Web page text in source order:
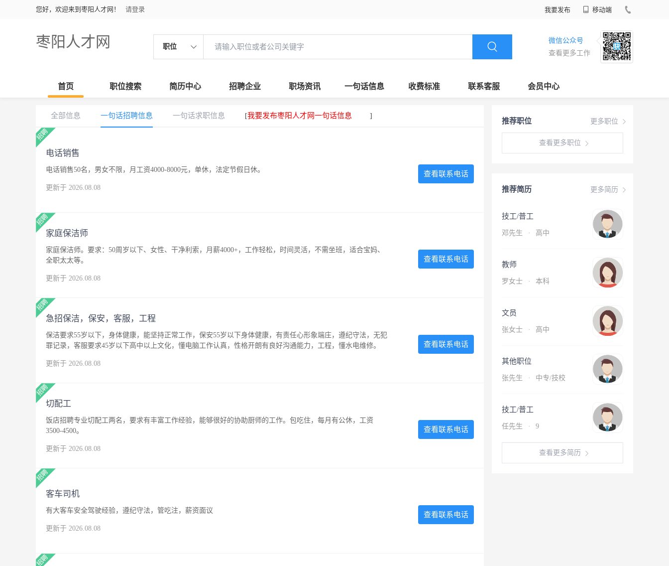
您好，欢迎来到枣阳人才网！ 请登录 我要发布 移动端
枣阳人才网 职位
微信公众号
查看更多工作
首页 职位搜索 简历中心 招聘企业 职场资讯 一句话信息 收费标准 联系客服 会员中心
更多职位
推荐职位
查看更多职位
更多简历
推荐简历
技工/普工
邓先生 · 高中
教师
罗女士 · 本科
文员
张女士 · 高中
其他职位
张先生 · 中专/技校
技工/普工
任先生 · 9
查看更多简历
全部信息 一句话招聘信息 一句话求职信息 [我要发布枣阳人才网一句话信息 ]
电话销售
电话销售50名，男女不限，月工资4000-8000元，单休，法定节假日休。
更新于 2026.08.08
查看联系电话
家庭保洁师
家庭保洁师。要求：50周岁以下、女性、干净利索，月薪4000+，工作轻松，时间灵活，不需坐班，适合宝妈、
全职太太等。
更新于 2026.08.08
查看联系电话
急招保洁，保安，客服，工程
保洁要求55岁以下，身体健康，能坚持正常工作，保安55岁以下身体健康，有责任心形象端庄，遵纪守法，无犯
罪记录，客服要求45岁以下高中以上文化，懂电脑工作认真，性格开朗有良好沟通能力，工程，懂水电维修。
更新于 2026.08.08
查看联系电话
切配工
饭店招聘专业切配工两名，要求有丰富工作经验，能够很好的协助厨师的工作。包吃住，每月有公休，工资
3500-4500。
更新于 2026.08.08
查看联系电话
客车司机
有大客车安全驾驶经验，遵纪守法，管吃注，薪资面议
更新于 2026.08.08
查看联系电话